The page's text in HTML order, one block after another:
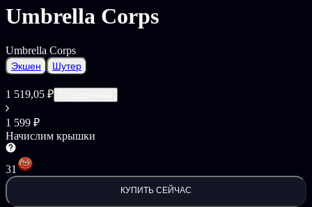
Umbrella Corps
Umbrella Corps
Экшен Шутер
1 519,05 ₽
1 599 ₽
Начислим крышки
31
КУПИТЬ СЕЙЧАС